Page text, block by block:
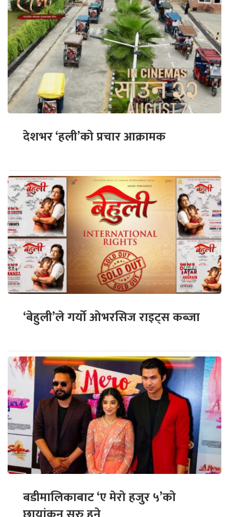
देशभर ‘हली’को प्रचार आक्रामक
‘बेहुली’ले गर्यो ओभरसिज राइट्स कब्जा
बडीमालिकाबाट ‘ए मेरो हजुर ५’को